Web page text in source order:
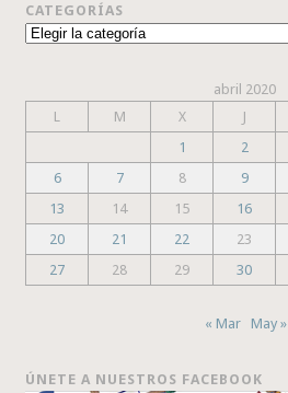
CATEGORÍAS
Categorías
abril 2020
L
M X J
1
2
6
7 8 9
13
14 15 16
20
21 22 23
27
28 29 30
« Mar May »
ÚNETE A NUESTROS FACEBOOK